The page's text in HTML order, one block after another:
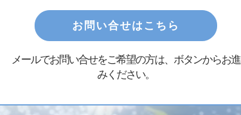
お問い合せはこちら
メールでお問い合せをご希望の方は、ボタンからお進
みください。